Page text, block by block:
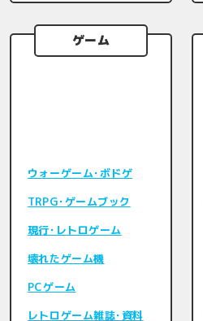
ゲーム
ウォーゲーム･ボドゲ
TRPG･ゲームブック
現行･レトロゲーム
壊れたゲーム機
PCゲーム
レトロゲーム雑誌･資料